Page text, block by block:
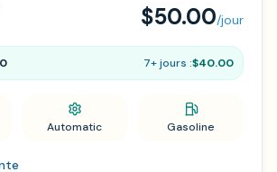
$50.00/jour
7+ jours :$40.00
Automatic Gasoline